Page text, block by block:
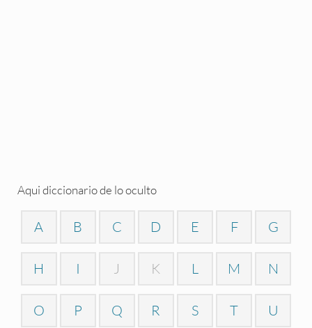
Aqui diccionario de lo oculto
A B C D E F G
H I J K L M N
O P Q R S T U